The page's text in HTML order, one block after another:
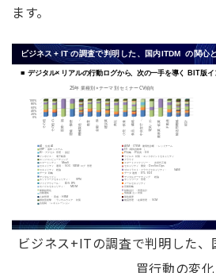
ます。
ビジネス+ITの調査で判明した
買行動の変化